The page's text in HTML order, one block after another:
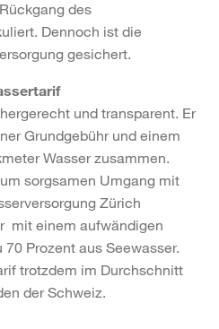
des
Dennoch ist die
gesichert.
und transparent. Er
Grundgebühr und einem
Wasser zusammen.
sorgsamen Umgang mit
Zürich
mit einem aufwändigen
Prozent aus Seewasser.
trotzdem im Durchschnitt
der Schweiz.